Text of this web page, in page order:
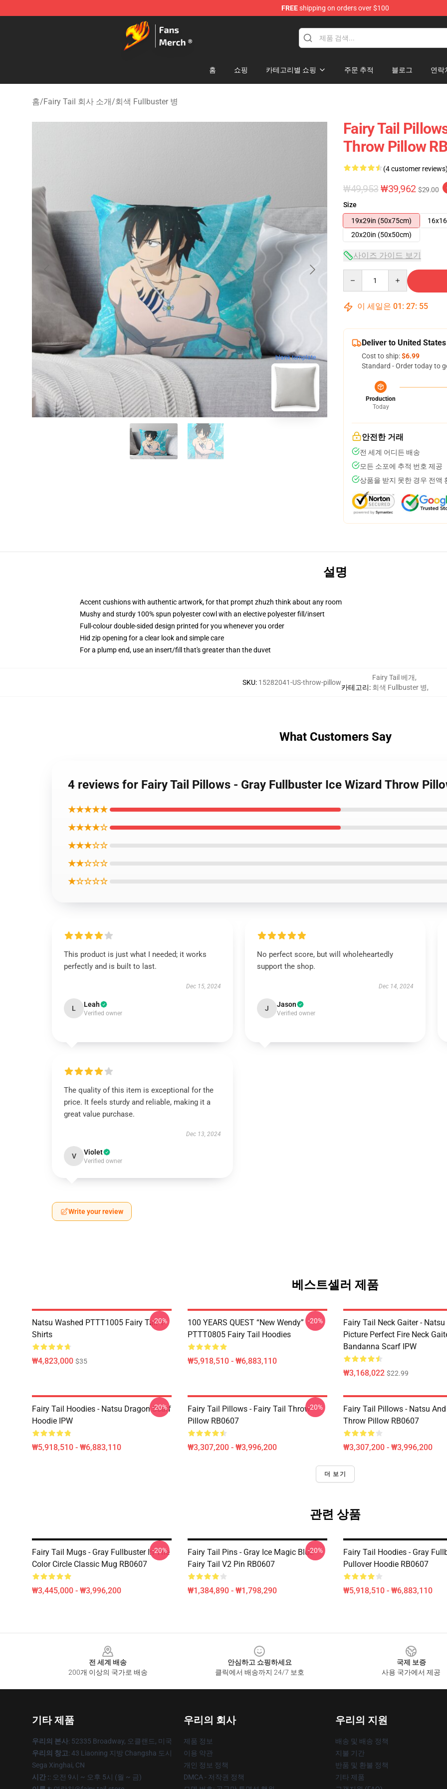
FREEshipping on orders over $100
Fairy Tail Store - Official Fairy Tail Merchandise Shop
홈 쇼핑 카테고리별 쇼핑 주문 추적 블로그 연락
홈/Fairy Tail 회사 소개/회색 Fullbuster 병
blank template
Fairy Tail
Throw Pillow
(4 customer
₩49,953 ₩39,962 $29.00
Size
19x29in (50x75cm)
20x20in (50x50cm)
사이즈 가이드 보기
이 세일은 01 : 27: 54
Deliver to United States
Cost to ship:$6.99
Standard - Order today to
Production
Today
안전한 거래
전 세계 어디든 배송
모든 소포에 추적 번호 제공
상품을 받지 못한 경우 전액
설명
Accent cushions with authentic artwork, for that prompt zhuzh think about any room
Mushy and sturdy 100% spun polyester cowl with an elective polyester fill/insert
Full-colour double-sided design printed for you whenever you order
Hid zip opening for a clear look and simple care
For a plump end, use an insert/fill that's greater than the duvet
SKU: 15282041-US-throw-pillow
카테고리:
Fairy Tail 베개,
회색 Fullbuster 병,
What Customers Say
4 reviews for Fairy Tail Pillows - Gray Fullbuster Ice Wizard Throw
★★★★★
★★★★☆
★★★☆☆
★★☆☆☆
★☆☆☆☆
This product is just what I needed; it works
perfectly and is built to last.
Dec 15, 2024
L Leah
Verified owner
No perfect score, but will wholeheartedly
support the shop.
Dec 14, 2024
J Jason
Verified owner
The quality of this item is exceptional for the
price. It feels sturdy and reliable, making it a
great value purchase.
Dec 13, 2024
V Violet
Verified owner
Write your review
베스트셀러 제품
Natsu Washed PTTT1005 Fairy Tail T-
Shirts
₩4,823,000 $35
-20%
100 YEARS QUEST “New Wendy”
PTTT0805 Fairy Tail Hoodies
₩5,918,510 - ₩6,883,110
-20%
Fairy Tail Neck Gaiter -
Picture Perfect Fire Neck
Bandanna Scarf IPW
₩3,168,022 $22.99
Fairy Tail Hoodies - Natsu Dragon Scarf
Hoodie IPW
₩5,918,510 - ₩6,883,110
-20%
Fairy Tail Pillows - Fairy Tail Throw
Pillow RB0607
₩3,307,200 - ₩3,996,200
-20%
Fairy Tail Pillows - Natsu
Throw Pillow RB0607
₩3,307,200 - ₩3,996,200
더 보기
관련 상품
Fairy Tail Mugs - Gray Fullbuster In The
Color Circle Classic Mug RB0607
₩3,445,000 - ₩3,996,200
-20%
Fairy Tail Pins - Gray Ice Magic Blue
Fairy Tail V2 Pin RB0607
₩1,384,890 - ₩1,798,290
-20%
Fairy Tail Hoodies - Gray
Pullover Hoodie RB0607
₩5,918,510 - ₩6,883,110
전 세계 배송
200개 이상의 국가로 배송
안심하고 쇼핑하세요
클릭에서 배송까지 24/7 보호
국제 보증
사용 국가에서 제공
기타 제품
우리의 본사: 52335 Broadway, 오클랜드, 미국
우리의 창고: 43 Liaoning 지방 Changsha 도시
Sega Xinghai, CN
시간 :: 오전 9시 ~ 오후 5시 (월 ~ 금)
우리의 회사
제품 정보
이용 약관
개인 정보 정책
DMCA - 저작권 정책
우리의 지원
배송 및 배송 정책
지불 기간
반품 및 환불 정책
기타 제품